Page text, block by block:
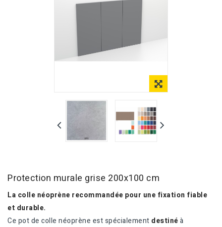
Protection murale grise 200x100 cm
La colle néoprène recommandée pour une fixation fiable
et durable.
Ce pot de colle néoprène est spécialement destinéà